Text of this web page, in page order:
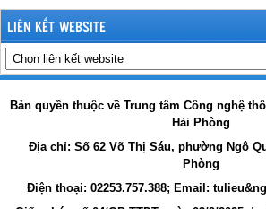
LIÊN KẾT WEBSITE
Bản quyền thuộc về Trung tâm Công nghệ
Hải Phòng
Địa chỉ: Số 62 Võ Thị Sáu, phường Ngô
Phòng
Điện thoại: 02253.757.388; Email: